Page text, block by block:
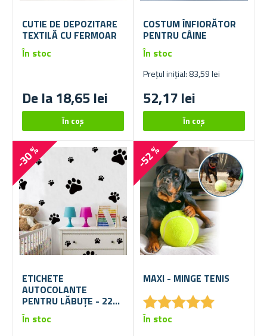
CUTIE DE DEPOZITARE
TEXTILĂ CU FERMOAR
De la 18,65 lei
În stoc
COSTUM ÎNFIORĂTOR
PENTRU CÂINE
Prețul inițial: 83,59 lei
52,17 lei
În stoc
-30 %
ETICHETE
AUTOCOLANTE
PENTRU LĂBUȚE - 22
BUCĂȚI
În stoc
-52 %
MAXI - MINGE TENIS
★★★★★
★★★★★
În stoc